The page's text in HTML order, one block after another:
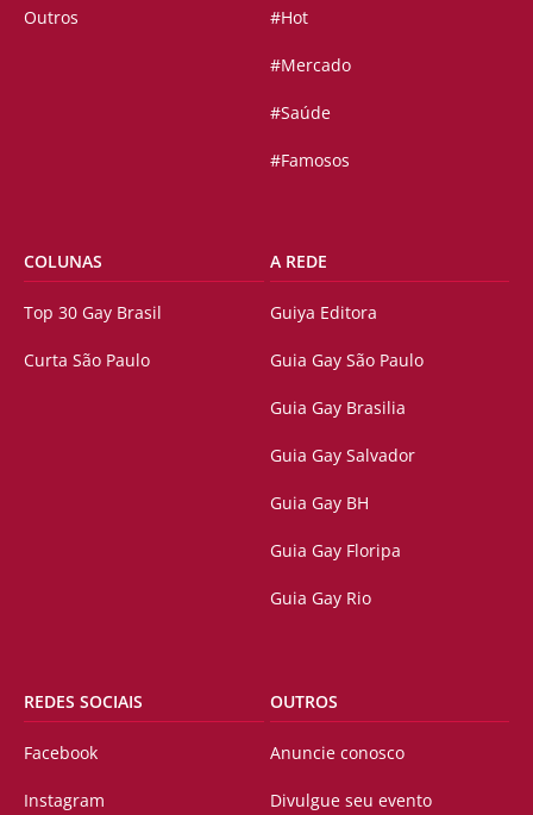
Outros #Hot
#Mercado
#Saúde
#Famosos
COLUNAS
Top 30 Gay Brasil
Curta São Paulo
A REDE
Guiya Editora
Guia Gay São Paulo
Guia Gay Brasilia
Guia Gay Salvador
Guia Gay BH
Guia Gay Floripa
Guia Gay Rio
REDES SOCIAIS
Facebook
Instagram
OUTROS
Anuncie conosco
Divulgue seu evento